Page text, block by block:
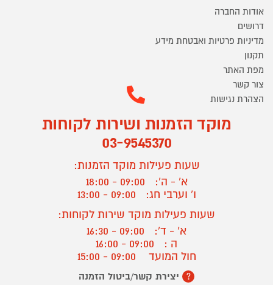
אודות החברה
דרושים
מדיניות פרטיות ואבטחת מידע
תקנון
מפת האתר
צור קשר
הצהרת נגישות
מוקד הזמנות ושירות לקוחות
03-9545370
שעות פעילות מוקד הזמנות:
א' - ה':
09:00 - 18:00
ו' וערבי חג:
09:00 - 13:00
שעות פעילות מוקד שירות לקוחות:
א' - ד':
09:00 - 16:30
ה :
09:00 - 16:00
חול המועד
? יצירת קשר/ביטול הזמנה